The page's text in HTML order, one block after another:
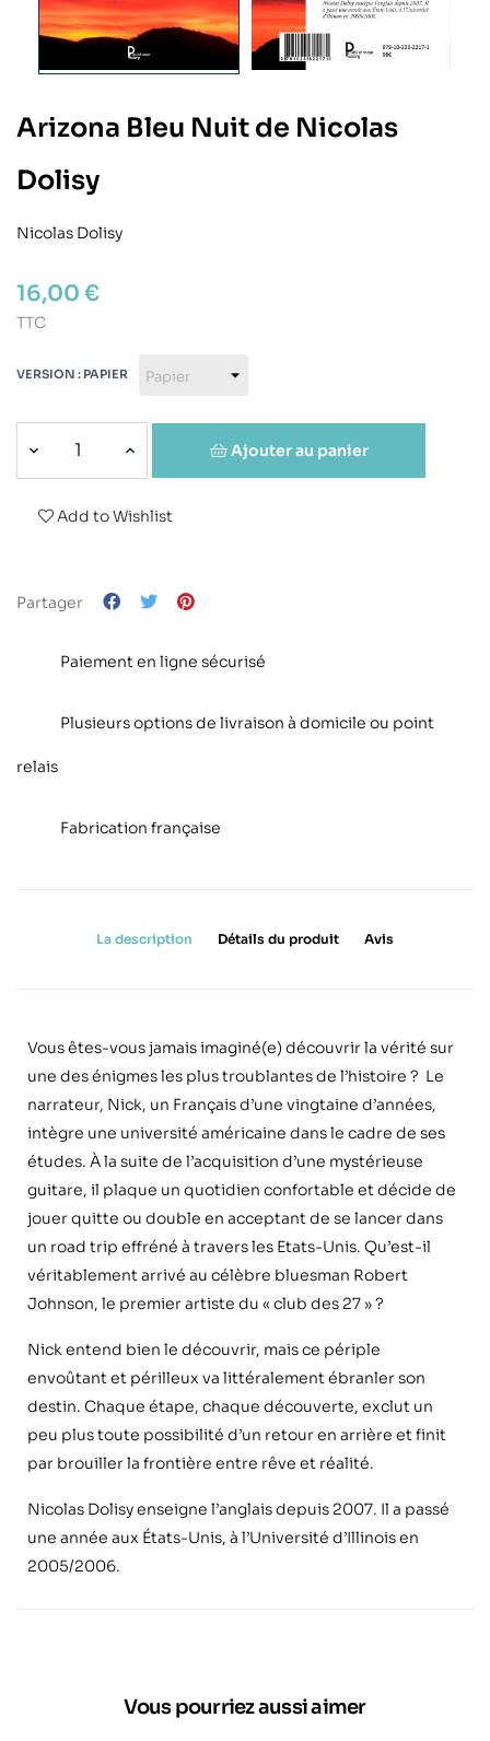
Arizona Bleu Nuit de Nicolas
Dolisy
Nicolas Dolisy
16,00 €
TTC
VERSION : PAPIER
Ajouter au panier
Add to Wishlist
Partager
Paiement en ligne sécurisé
Plusieurs options de livraison à domicile ou point
relais
Fabrication française
La description Détails du produit Avis
Vous êtes-vous jamais imaginé(e) découvrir la vérité sur
une des énigmes les plus troublantes de l’histoire ? Le
narrateur, Nick, un Français d’une vingtaine d’années,
intègre une université américaine dans le cadre de ses
études. À la suite de l’acquisition d’une mystérieuse
guitare, il plaque un quotidien confortable et décide de
jouer quitte ou double en acceptant de se lancer dans
un road trip effréné à travers les Etats-Unis. Qu’est-il
véritablement arrivé au célèbre bluesman Robert
Johnson, le premier artiste du « club des 27 »?
Nick entend bien le découvrir, mais ce périple
envoûtant et périlleux va littéralement ébranler son
destin. Chaque étape, chaque découverte, exclut un
peu plus toute possibilité d’un retour en arrière et finit
par brouiller la frontière entre rêve et réalité.
Nicolas Dolisy enseigne l’anglais depuis 2007. Il a passé
une année aux États-Unis, à l’Université d’Illinois en
2005/2006.
Vous pourriez aussi aimer